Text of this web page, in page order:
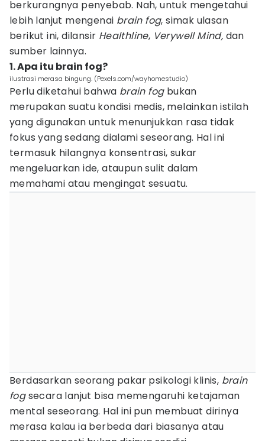
berkurangnya penyebab. Nah, untuk mengetahui
lebih lanjut mengenai brain fog, simak ulasan
berikut ini, dilansir Healthline, Verywell Mind, dan
sumber lainnya.
1. Apa itu brain fog?
ilustrasi merasa bingung. (Pexels.com/wayhomestudio)
Perlu diketahui bahwa brain fogbukan
merupakan suatu kondisi medis, melainkan istilah
yang digunakan untuk menunjukkan rasa tidak
fokus yang sedang dialami seseorang. Hal ini
termasuk hilangnya konsentrasi, sukar
mengeluarkan ide, ataupun sulit dalam
memahami atau mengingat sesuatu.
Berdasarkan seorang pakar psikologi klinis, brain
fogsecara lanjut bisa memengaruhi ketajaman
mental seseorang. Hal ini pun membuat dirinya
merasa kalau ia berbeda dari biasanya atau